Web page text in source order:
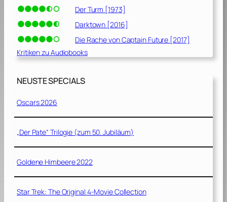
Der Turm [1973]
Darktown [2016]
Die Rache von Captain Future [2017]
Kritiken zu Audiobooks
NEUSTE SPECIALS
Oscars 2026
„Der Pate“ Trilogie (zum 50. Jubiläum)
Goldene Himbeere 2022
Star Trek: The Original 4-Movie Collection